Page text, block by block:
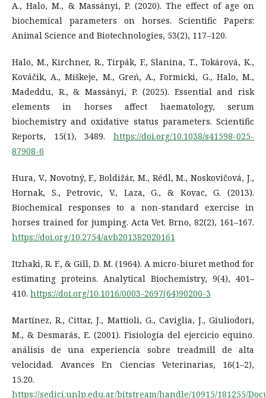
A., Halo, M., & Massányi, P. (2020). The effect of age on
biochemical parameters on horses. Scientific Papers:
Animal Science and Biotechnologies, 53(2), 117–120.
Halo, M., Kirchner, R., Tirpák, F., Slanina, T., Tokárová, K.,
Kováčik, A., Miškeje, M., Greń, A., Formicki, G., Halo, M.,
Madeddu, R., & Massányi, P. (2025). Essential and risk
elements in horses affect haematology, serum
biochemistry and oxidative status parameters. Scientific
Reports, 15(1), 3489. https://doi.org/10.1038/s41598-025-
87908-6
Hura, V., Novotný, F., Boldižár, M., Rédl, M., Noskovičová, J.,
Hornak, S., Petrovic, V., Laza, G., & Kovac, G. (2013).
Biochemical responses to a non-standard exercise in
horses trained for jumping. Acta Vet. Brno, 82(2), 161–167.
https://doi.org/10.2754/avb201382020161
Itzhaki, R. F., & Gill, D. M. (1964). A micro-biuret method for
estimating proteins. Analytical Biochemistry, 9(4), 401–
410. https://doi.org/10.1016/0003-2697(64)90200-3
Martínez, R., Cittar, J., Mattioli, G., Caviglia, J., Giuliodori,
M., & Desmarás, E. (2001). Fisiología del ejercicio equino.
análisis de una experiencia sobre treadmill de alta
velocidad. Avances En Ciencias Veterinarias, 16(1–2),
15.20.
https://sedici.unlp.edu.ar/bitstream/handle/10915/181255/